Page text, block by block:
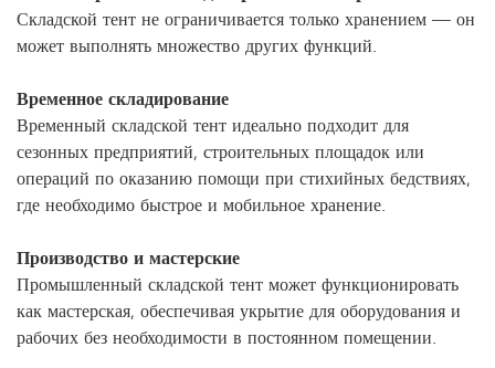
Складской тент не ограничивается только хранением — он
может выполнять множество других функций.
Временное складирование
Временный складской тент идеально подходит для
сезонных предприятий, строительных площадок или
операций по оказанию помощи при стихийных бедствиях,
где необходимо быстрое и мобильное хранение.
Производство и мастерские
Промышленный складской тент может функционировать
как мастерская, обеспечивая укрытие для оборудования и
рабочих без необходимости в постоянном помещении.